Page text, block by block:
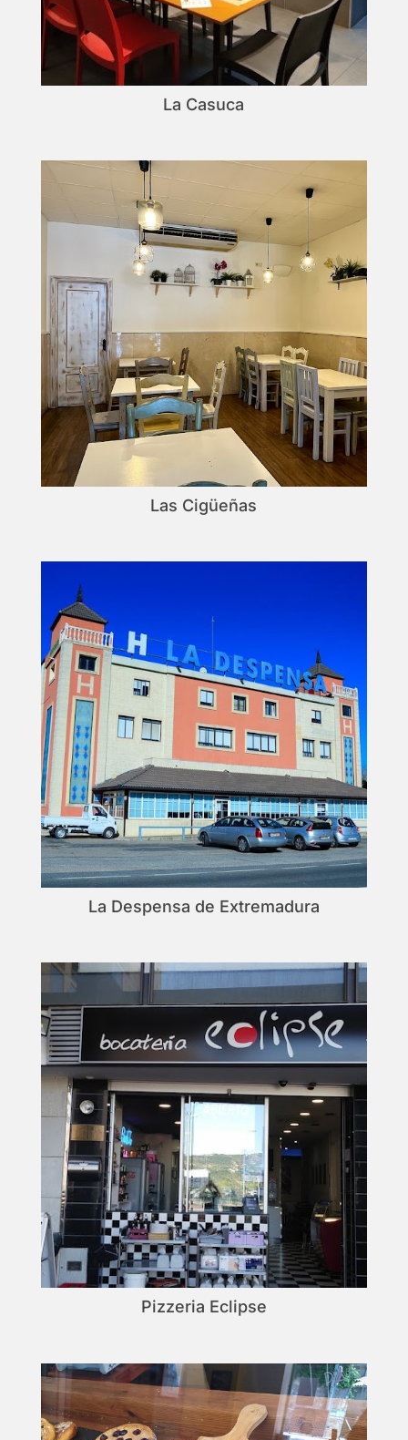
La Casuca
Las Cigüeñas
La Despensa de Extremadura
Pizzeria Eclipse